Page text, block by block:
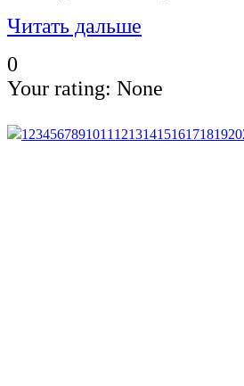
Читать дальше
0
Your rating: None
1 234567891011 121314151617181920